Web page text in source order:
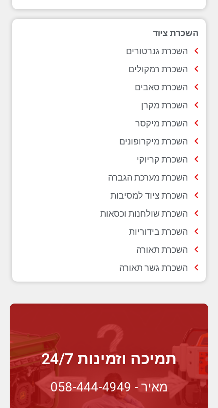
השכרת ציוד
השכרת גנרטורים
השכרת רמקולים
השכרת סאבים
השכרת מקרן
השכרת מיקסר
השכרת מיקרופונים
השכרת קריוקי
השכרת מערכת הגברה
השכרת ציוד למסיבות
השכרת שולחנות וכסאות
השכרת בידוריות
השכרת תאורה
השכרת גשר תאורה
תמיכה וזמינות 24/7
מאיר - 058-444-4949